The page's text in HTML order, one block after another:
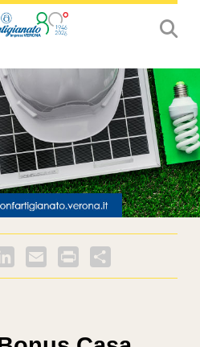
LinkedInEmail PrintFriendly